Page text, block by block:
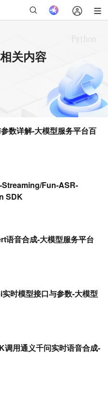
关内容
数详解-大模型服务平台百
Fun-ASR-
SDK
音合成-大模型服务平台
时模型接口与参数-大模型
用通义千问实时语音合成-